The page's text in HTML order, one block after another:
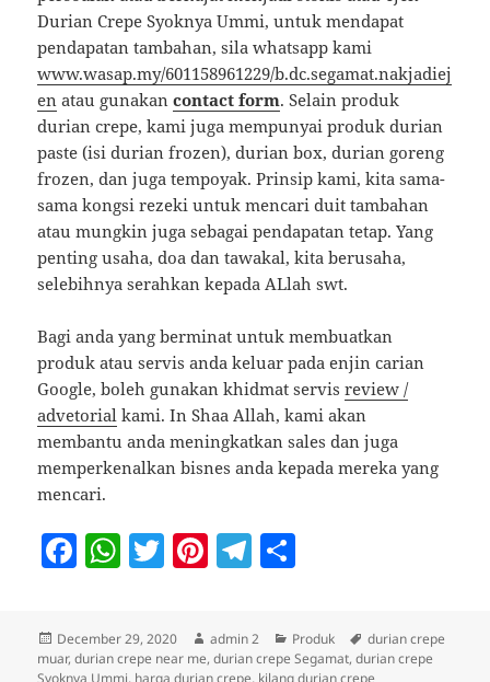
Durian Crepe Syoknya Ummi, untuk mendapat
pendapatan tambahan, sila whatsapp kami
www.wasap.my/601158961229/b.dc.segamat.nakjadiej
en atau gunakancontact form. Selain produk
durian crepe, kami juga mempunyai produk durian
paste (isi durian frozen), durian box, durian goreng
frozen, dan juga tempoyak. Prinsip kami, kita sama-
sama kongsi rezeki untuk mencari duit tambahan
atau mungkin juga sebagai pendapatan tetap. Yang
penting usaha, doa dan tawakal, kita berusaha,
selebihnya serahkan kepada ALlah swt.
Bagi anda yang berminat untuk membuatkan
produk atau servis anda keluar pada enjin carian
Google, boleh gunakan khidmat servisreview /
advetorial kami. In Shaa Allah, kami akan
membantu anda meningkatkan sales dan juga
memperkenalkan bisnes anda kepada mereka yang
mencari.
F
e
W
s
T
itt
er
Pi
es
T
grre
Posted
on
December 29, 2020 Author
admin 2 Categories
Produk Tags
durian crepe
muar,durian crepe near me,durian crepe Segamat,durian crepe
Syoknya Ummi, harga durian crepe, kilang durian crepe